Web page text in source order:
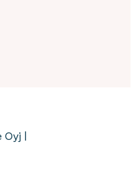
Oyj |